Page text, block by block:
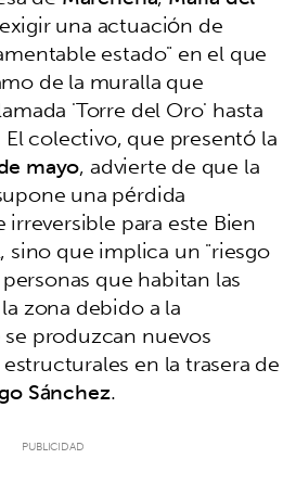
una actuación de
estado" en el que
de la muralla que
'Torre del Oro' hasta
colectivo, que presentó la
mayo, advierte de que la
una pérdida
para este Bien
sino que implica un "riesgo
que habitan las
zona debido a la
produzcan nuevos
en la trasera de
Sánchez.